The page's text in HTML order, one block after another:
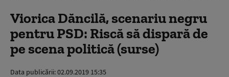
Viorica Dăncilă, scenariu negru
pentru PSD: Riscă să dispară de
pe scena politică (surse)
Data publicării:02.09.2019 15:35